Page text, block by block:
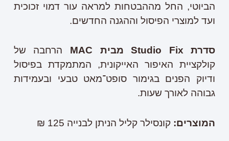
הביוטי, החל מההבטחות למראה עור דמוי זכוכית
ועד למוצרי הפיסול וההגנה החדשים.
סדרתStudio Fix מבית
הרחבה של
קולקציית האיפור האייקונית, המתמקדת בפיסול
ודיוק הפנים בגימור סופט־מאט טבעי ובעמידות
גבוהה לאורך שעות.
המוצרים: קונסילר קליל הניתן לבנייה 125 ₪